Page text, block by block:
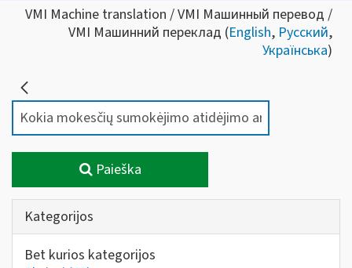
VMI Machine translation / VMI Машинный перевод /
VMI Машинний переклад (English, Русский,
Українська)
Paieška
Kategorijos
Bet kurios kategorijos